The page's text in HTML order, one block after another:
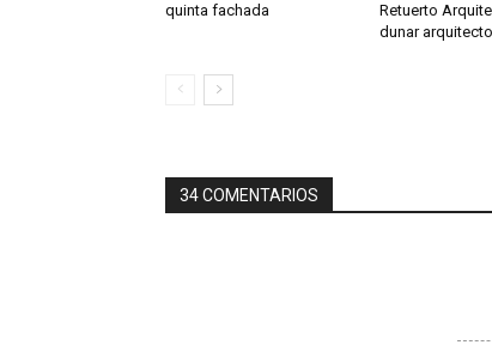
quinta fachada
Retuerto
dunar
34 COMENTARIOS